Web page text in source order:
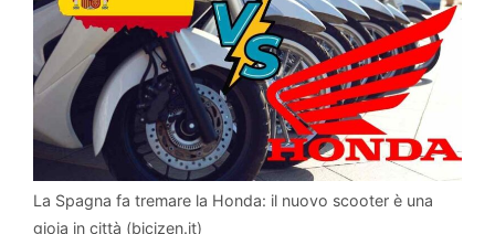
La Spagna fa tremare la Honda: il nuovo scooter è una
gioia in città (bicizen.it)